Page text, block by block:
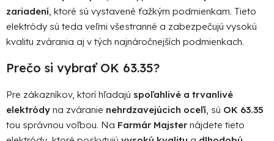
zariadení , ktoré sú vystavené ťažkým podmienkam. Tieto
elektródy sú teda veľmi všestranné a zabezpečujú vysokú
kvalitu zvárania aj v tých najnáročnejších podmienkach.
Prečo si vybrať OK 63.35?
Pre zákazníkov, ktorí hľadajú spoľahlivé a trvanlivé
elektródy na zváranie nehrdzavejúcich oceľí , sú OK 63.35
tou správnou voľbou. Na Farmár Majster nájdete tieto